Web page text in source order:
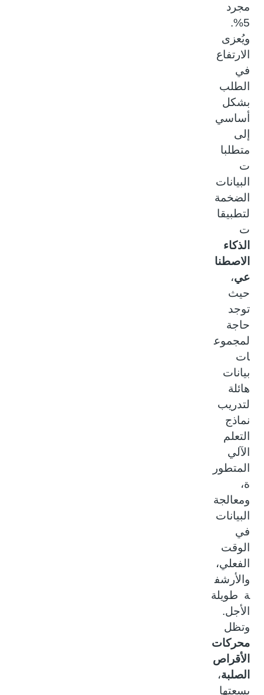
مجرد
5%.
ويُعزى
الارتفاع
في
الطلب
بشكل
أساسي
إلى
متطلبا
البيانات
الضخمة
لتطبيقا
الذكاء
الاصطنا
عي،
حيث
توجد
حاجة
لمجموع
ات
بيانات
هائلة
لتدريب
نماذج
التعلم
الآلي
المتطور
ومعالجة
البيانات
في
الوقت
الفعلي،
والأرشف
ة طويلة
الأجل.
وتظل
محركات
الأقراص
الصلبة،
بسعتها